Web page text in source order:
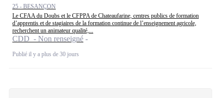
25 - BESANÇON
Le CFAA du Doubs et le CFPPA de Chateaufarine, centres publics de formation
d’apprentis et de stagiaires de la formation continue de l’enseignement agricole,
recherchent un animateur qualité,...
CDD - Non renseigné
Publié il y a plus de 30 jours